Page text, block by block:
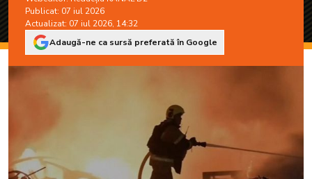
Publicat: 07 iul 2026
Actualizat: 07 iul 2026, 14:32
Adaugă-ne ca sursă preferată în Google